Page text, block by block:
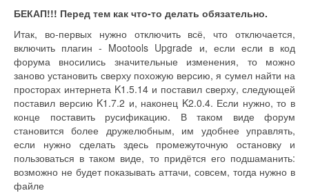
БЕКАП!!! Перед тем как что-то делать обязательно.
Итак, во-первых нужно отключить всё, что отключается,
включить плагин - Mootools Upgrade и, если если в код
форума вносились значительные изменения, то можно
заново установить сверху похожую версию, я сумел найти на
просторах интернета K1.5.14 и поставил сверху, следующей
поставил версию K1.7.2 и, наконец K2.0.4. Если нужно, то в
конце поставить русификацию. В таком виде форум
становится более дружелюбным, им удобнее управлять,
если нужно сделать здесь промежуточную остановку и
пользоваться в таком виде, то придётся его подшаманить:
возможно не будет показывать аттачи, совсем, тогда нужно в
файле